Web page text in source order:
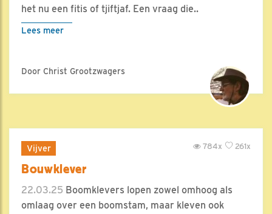
het nu een fitis of tjiftjaf. Een vraag die..
Lees meer
Door Christ Grootzwagers
Vijver 261x
784x
Bouwklever
22.03.25 Boomklevers lopen zowel omhoog als
omlaag over een boomstam, maar kleven ook